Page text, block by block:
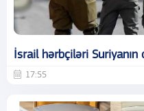
İsrail hərbçiləri Suriyanın
17:55